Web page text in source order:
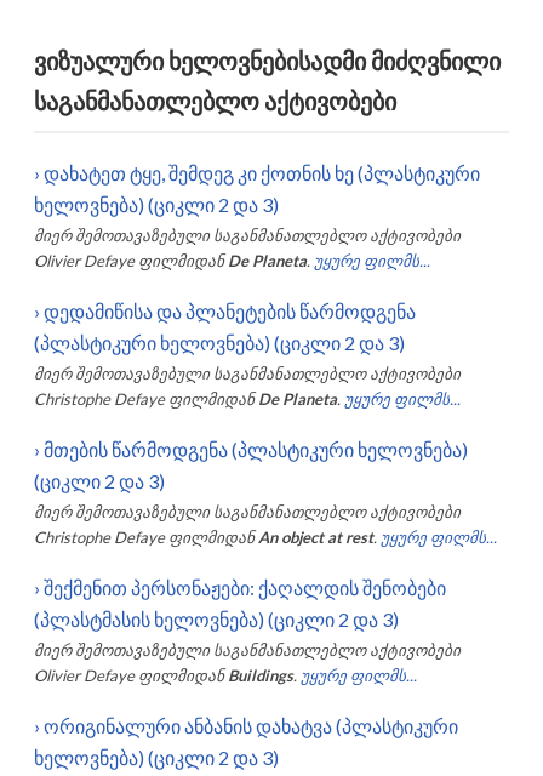
ვიზუალური ხელოვნებისადმი მიძღვნილი
საგანმანათლებლო აქტივობები
› დახატეთ ტყე, შემდეგ კი ქოთნის ხე (პლასტიკური
ხელოვნება) (ციკლი 2 და 3)
მიერ შემოთავაზებული საგანმანათლებლო აქტივობები
Olivier Defaye ფილმიდან De Planeta. უყურე ფილმს...
› დედამიწისა და პლანეტების წარმოდგენა
(პლასტიკური ხელოვნება) (ციკლი 2 და 3)
მიერ შემოთავაზებული საგანმანათლებლო აქტივობები
Christophe Defaye ფილმიდან De Planeta. უყურე ფილმს...
› მთების წარმოდგენა (პლასტიკური ხელოვნება)
(ციკლი 2 და 3)
მიერ შემოთავაზებული საგანმანათლებლო აქტივობები
Christophe Defaye ფილმიდან An object at rest. უყურე ფილმს...
› შექმენით პერსონაჟები: ქაღალდის შენობები
(პლასტმასის ხელოვნება) (ციკლი 2 და 3)
მიერ შემოთავაზებული საგანმანათლებლო აქტივობები
Olivier Defaye ფილმიდან Buildings. უყურე ფილმს...
› ორიგინალური ანბანის დახატვა (პლასტიკური
ხელოვნება) (ციკლი 2 და 3)